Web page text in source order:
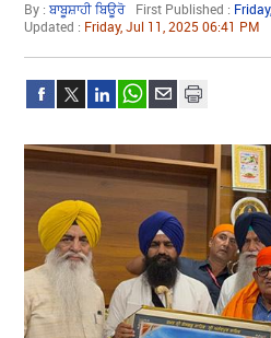
By :ਬਾਬੂਸ਼ਾਹੀ ਬਿਊਰੋ First Published :
Updated : Friday, Jul 11, 2025 06:41 PM